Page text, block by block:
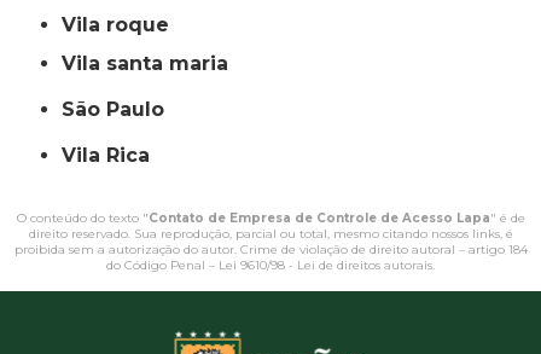
vila roque
vila santa maria
São Paulo
Vila Rica
O conteúdo do texto "Contato de Empresa de Controle de Acesso Lapa" é de
direito reservado. Sua reprodução, parcial ou total, mesmo citando nossos links, é
proibida sem a autorização do autor. Crime de violação de direito autoral – artigo 184
do Código Penal – Lei 9610/98 - Lei de direitos autorais.